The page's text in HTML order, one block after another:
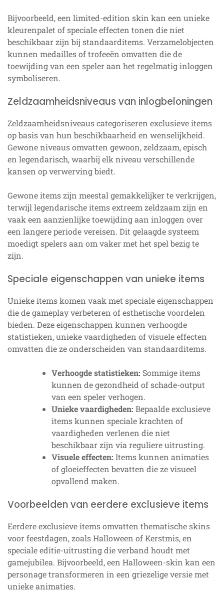
Bijvoorbeeld, een limited-edition skin kan een unieke
kleurenpalet of speciale effecten tonen die niet
beschikbaar zijn bij standaarditems. Verzamelobjecten
kunnen medailles of trofeeën omvatten die de
toewijding van een speler aan het regelmatig inloggen
symboliseren.
Zeldzaamheidsniveaus van inlogbeloningen
Zeldzaamheidsniveaus categoriseren exclusieve items
op basis van hun beschikbaarheid en wenselijkheid.
Gewone niveaus omvatten gewoon, zeldzaam, episch
en legendarisch, waarbij elk niveau verschillende
kansen op verwerving biedt.
Gewone items zijn meestal gemakkelijker te verkrijgen,
terwijl legendarische items extreem zeldzaam zijn en
vaak een aanzienlijke toewijding aan inloggen over
een langere periode vereisen. Dit gelaagde systeem
moedigt spelers aan om vaker met het spel bezig te
zijn.
Speciale eigenschappen van unieke items
Unieke items komen vaak met speciale eigenschappen
die de gameplay verbeteren of esthetische voordelen
bieden. Deze eigenschappen kunnen verhoogde
statistieken, unieke vaardigheden of visuele effecten
omvatten die ze onderscheiden van standaarditems.
Verhoogde statistieken: Sommige items
kunnen de gezondheid of schade-output
van een speler verhogen.
Unieke vaardigheden: Bepaalde exclusieve
items kunnen speciale krachten of
vaardigheden verlenen die niet
beschikbaar zijn via reguliere uitrusting.
Visuele effecten: Items kunnen animaties
of gloeieffecten bevatten die ze visueel
opvallend maken.
Voorbeelden van eerdere exclusieve items
Eerdere exclusieve items omvatten thematische skins
voor feestdagen, zoals Halloween of Kerstmis, en
speciale editie-uitrusting die verband houdt met
gamejubilea. Bijvoorbeeld, een Halloween-skin kan een
personage transformeren in een griezelige versie met
unieke animaties.